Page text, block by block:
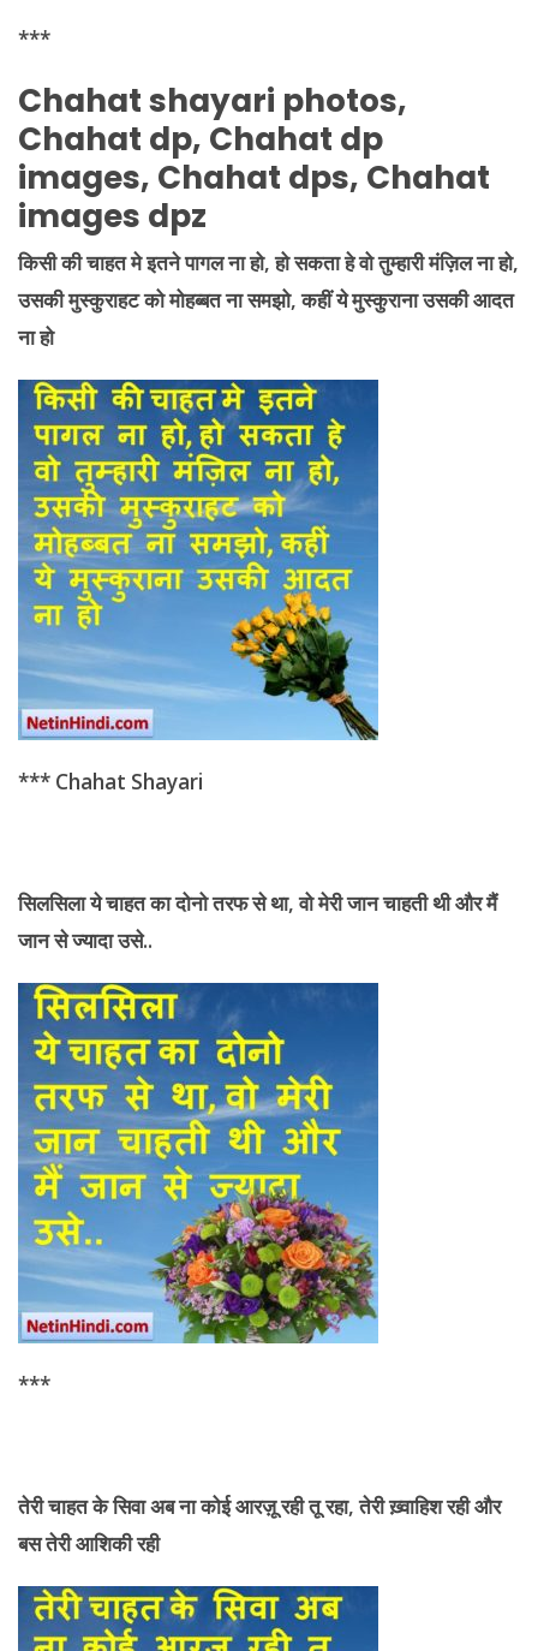
***
Chahat shayari photos,
Chahat dp, Chahat dp
images, Chahat dps, Chahat
images dpz
किसी कीचाहत मे इतने पागल ना हो, हो सकता हे वो तुम्हारी मंज़िल ना हो,
उसकी मुस्कुराहट को मोहब्बत ना समझो, कहीं ये मुस्कुराना उसकी आदत
ना हो
*** Chahat Shayari
सिलसिला येचाहत का दोनो तरफ से था, वो मेरी जान चाहती थी और मैं
जान से ज्यादा उसे..
***
तेरीचाहत के सिवा अब ना कोई आरज़ू रही तू रहा, तेरी ख़्वाहिश रही और
बस तेरी आशिकी रही